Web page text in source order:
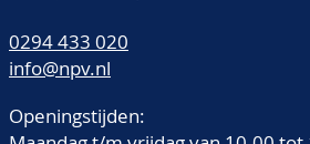
0294 433 020
info@npv.nl
Openingstijden: